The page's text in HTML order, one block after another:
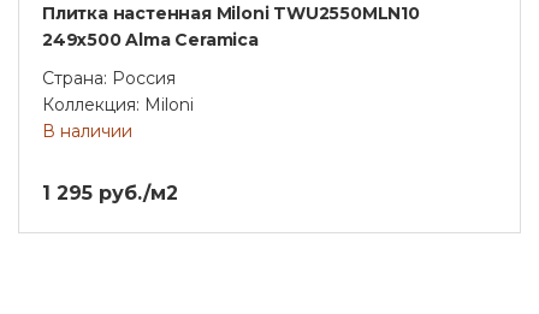
Плитка настенная Miloni TWU2550MLN10
249x500 Alma Ceramica
Страна: Россия
Коллекция: Miloni
В наличии
1 295 руб./м2